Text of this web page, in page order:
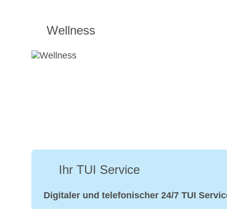
Wellness
Ihr TUI Service
Digitaler und telefonischer 24/7 TUI